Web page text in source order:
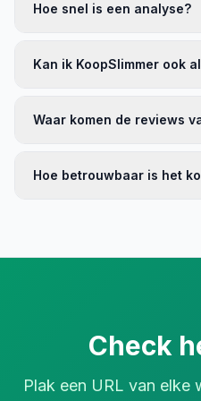
Hoe snel is een analyse?
Kan ik KoopSlimmer ook
Waar komen de reviews
Hoe betrouwbaar is het
Check
Plak een URL van elke